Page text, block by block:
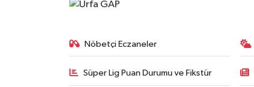
Nöbetçi Eczaneler
Süper Lig Puan Durumu ve Fikstür